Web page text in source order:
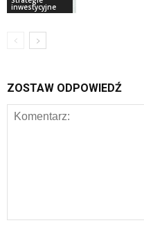
inwestycyjne
ZOSTAW ODPOWIEDŹ